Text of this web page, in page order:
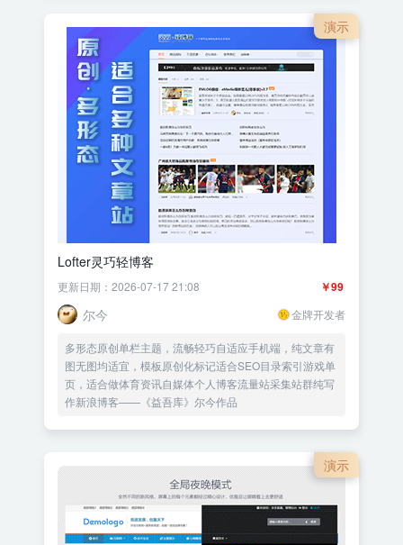
演示
Lofter灵巧轻博客
￥99
更新日期：2026-07-17 21:08
尔今 金牌开发者
多形态原创单栏主题，流畅轻巧自适应手机端，纯文章有
图无图均适宜，模板原创化标记适合SEO目录索引游戏单
页，适合做体育资讯自媒体个人博客流量站采集站群纯写
作新浪博客——《益吾库》尔今作品
演示